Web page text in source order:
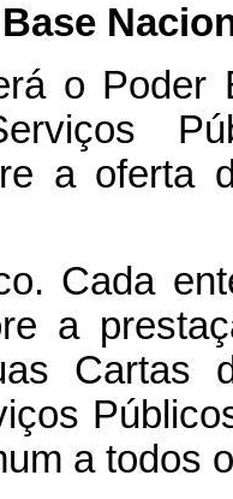
o Poder
a oferta
Cada
a
Cartas
a todos